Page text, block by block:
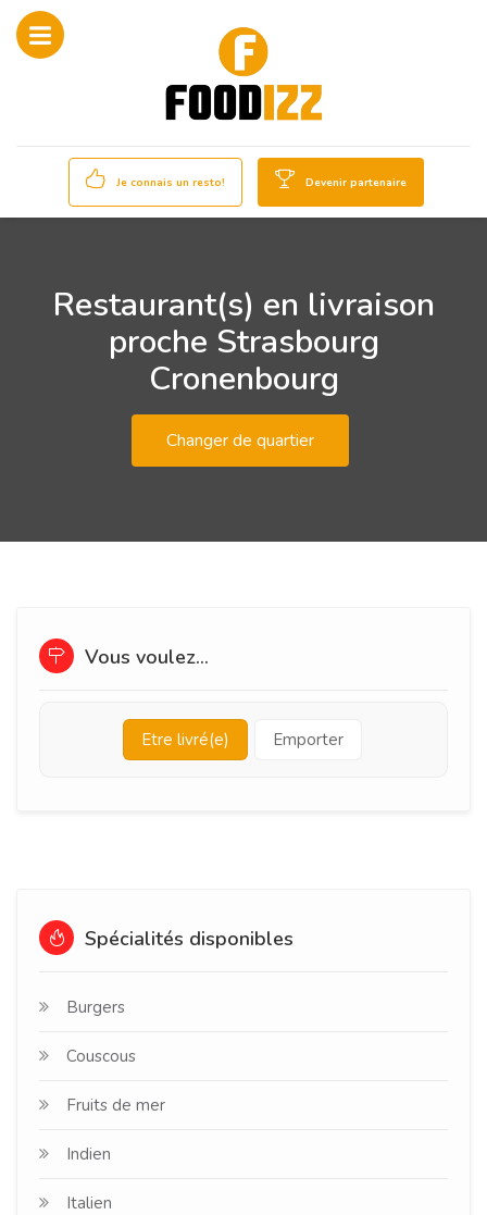
Je connais un resto! Devenir partenaire
Restaurant(s) en livraison
proche Strasbourg
Cronenbourg
Changer de quartier
Vous voulez...
Etre livré(e) Emporter
Spécialités disponibles
Burgers
Couscous
Fruits de mer
Indien
Italien